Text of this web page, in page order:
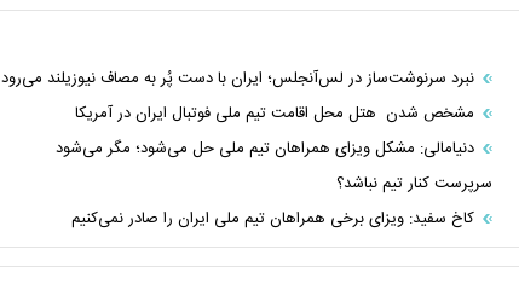
نبرد سرنوشت‌ساز در لس‌آنجلس؛ ایران با دست پُر به مصاف نیوزیلند می‌رود
مشخص شدن هتل محل اقامت تیم ملی فوتبال ایران در آمریکا
دنیامالی: مشکل ویزای همراهان تیم ملی حل می‌شود؛ مگر می‌شود
سرپرست کنار تیم نباشد؟
کاخ سفید: ویزای برخی همراهان تیم ملی ایران را صادر نمی‌کنیم